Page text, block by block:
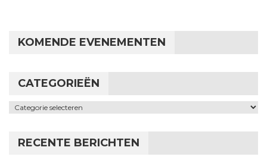
KOMENDE EVENEMENTEN
CATEGORIEËN
Categorieën
RECENTE BERICHTEN